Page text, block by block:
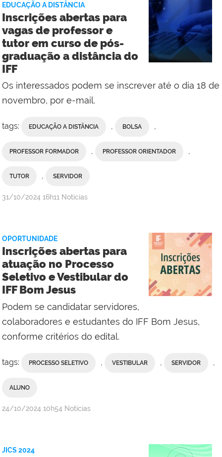
Social
do
Campus
Campos
Centro
EDUCAÇÃO A DISTÂNCIA
Inscrições abertas para
vagas de professor e
tutor em curso de pós-
graduação a distância do
IFF
Os interessados podem se inscrever até o dia 18 de
novembro, por e-mail.
tags: EDUCAÇÃO A DISTÂNCIA , BOLSA ,
PROFESSOR FORMADOR , PROFESSOR ORIENTADOR ,
TUTOR , SERVIDOR
por
publicado
31/10/2024 16h11 Notícias
OPORTUNIDADE
Inscrições abertas para
atuação no Processo
Seletivo e Vestibular do
IFF Bom Jesus
Podem se candidatar servidores,
colaboradores e estudantes do IFF Bom Jesus,
conforme critérios do edital.
tags: PROCESSO SELETIVO , VESTIBULAR , SERVIDOR ,
ALUNO
por
Campus
publicado
24/10/2024 10h54 Notícias
JICS 2024